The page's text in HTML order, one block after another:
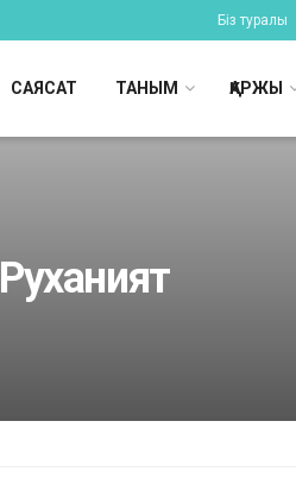
Біз туралы
САЯСАТ ТАНЫМ ҚАРЖЫ
Руханият